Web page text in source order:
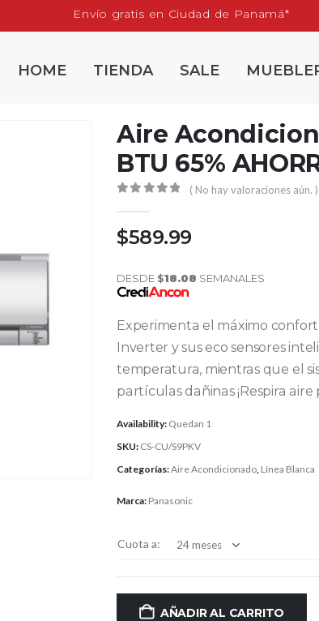
Envío gratis en Ciudad de Panamá*
HOME TIENDA SALE
Aire
BTU 65%
( No hay valoraciones aún. )
$589.99
DESDE $18.08 SEMANALES
Experimenta el máximo
Inverter y sus eco sensores
temperatura, mientras que el
partículas dañinas ¡Respira
Availability: Quedan 1
SKU: CS-CU/S9PKV
Categorías:Aire Acondicionado Línea Blanca
Marca: Panasonic
Cuota a:
AÑADIR AL CARRITO